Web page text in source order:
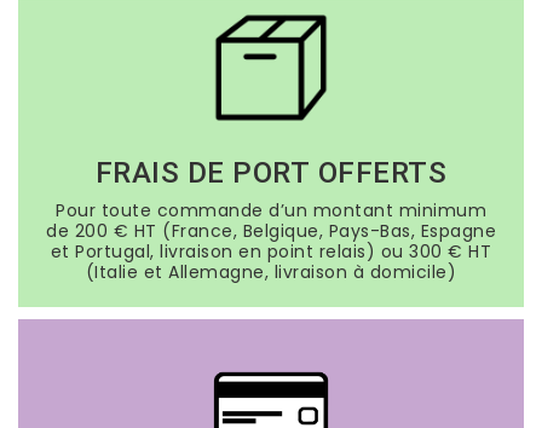
FRAIS DE PORT OFFERTS
Pour toute commande d’un montant minimum
de 200 € HT (France, Belgique, Pays-Bas, Espagne
et Portugal, livraison en point relais) ou 300 € HT
(Italie et Allemagne, livraison à domicile)